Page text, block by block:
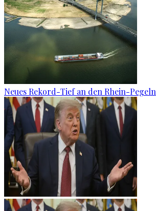
Neues Rekord-Tief an den Rhein-Pegeln